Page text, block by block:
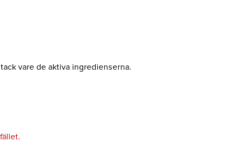
vare de aktiva ingredienserna.